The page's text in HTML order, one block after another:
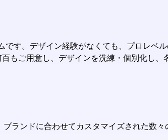
す。デザイン経験がなくても、プロレベ
もご用意し、デザインを洗練・個別化し、
ランドに合わせてカスタマイズされた数